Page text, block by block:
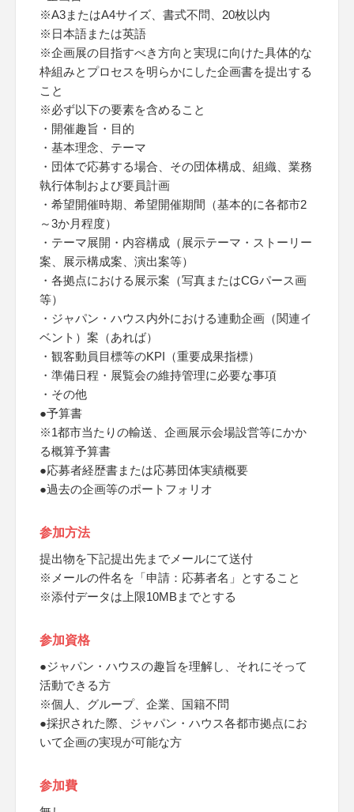
※A3またはA4サイズ、書式不問、20枚以内
※日本語または英語
※企画展の目指すべき方向と実現に向けた具体的な
枠組みとプロセスを明らかにした企画書を提出する
こと
※必ず以下の要素を含めること
・開催趣旨・目的
・基本理念、テーマ
・団体で応募する場合、その団体構成、組織、業務
執行体制および要員計画
・希望開催時期、希望開催期間（基本的に各都市2
～3か月程度）
・テーマ展開・内容構成（展示テーマ・ストーリー
案、展示構成案、演出案等）
・各拠点における展示案（写真またはCGパース画
等）
・ジャパン・ハウス内外における連動企画（関連イ
ベント）案（あれば）
・観客動員目標等のKPI（重要成果指標）
・準備日程・展覧会の維持管理に必要な事項
・その他
●予算書
※1都市当たりの輸送、企画展示会場設営等にかか
る概算予算書
●応募者経歴書または応募団体実績概要
●過去の企画等のポートフォリオ
参加方法
提出物を下記提出先までメールにて送付
※メールの件名を「申請：応募者名」とすること
※添付データは上限10MBまでとする
参加資格
●ジャパン・ハウスの趣旨を理解し、それにそって
活動できる方
※個人、グループ、企業、国籍不問
●採択された際、ジャパン・ハウス各都市拠点にお
いて企画の実現が可能な方
参加費